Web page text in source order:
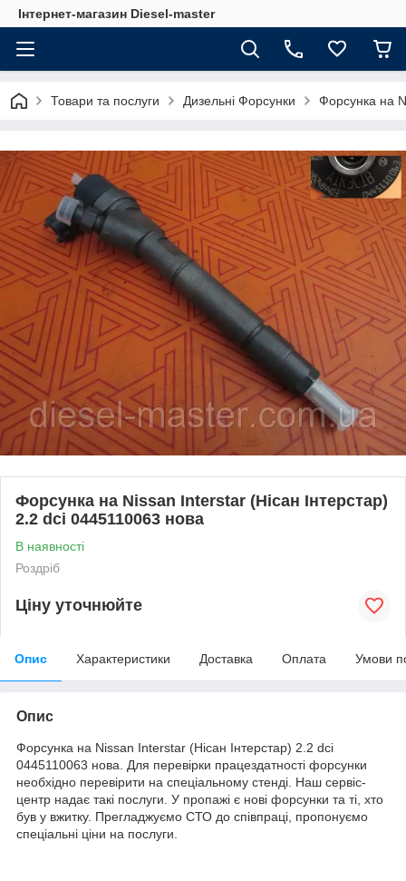
Інтернет-магазин Diesel-master
Товари та послуги Дизельні Форсунки Форсунка на
Форсунка на Nissan Interstar (Нісан Інтерстар)
2.2 dci 0445110063 нова
В наявності
Роздріб
Ціну уточнюйте
Опис Характеристики Доставка Оплата Умови
Опис
Форсунка на Nissan Interstar (Нісан Інтерстар) 2.2 dci
0445110063 нова. Для перевірки працездатності форсунки
необхідно перевірити на спеціальному стенді. Наш сервіс-
центр надає такі послуги. У пропажі є нові форсунки та ті, хто
був у вжитку. Прегладжуємо СТО до співпраці, пропонуємо
спеціальні ціни на послуги.